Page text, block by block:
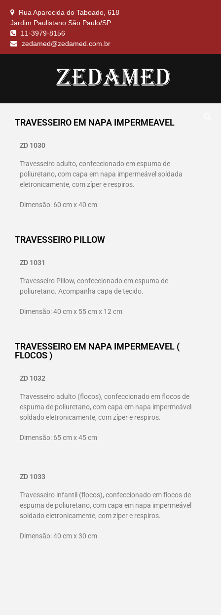
Rua Aparecida do Taboado, 618
Jardim Paulistano São Paulo/SP
11-3979-8156
zedamed@zedamed.com.br
ZEDAMED
NAPA, ENCOSTO CONFORT, LENÇOL
TRAVESSEIRO EM NAPA IMPERMEAVEL
ZD 1030
Travesseiro adulto, confeccionado em espuma de
poliuretano, com capa em napa impermeável soldada
eletronicamente, com zíper e respiros.
Dimensão: 60 cm x 40 cm
TRAVESSEIRO PILLOW
ZD 1031
Travesseiro Pillow, confeccionado em espuma de
poliuretano. Acompanha capa de tecido.
Dimensão: 40 cm x 55 cm x 12 cm
TRAVESSEIRO EM NAPA IMPERMEAVEL (
FLOCOS )
ZD 1032
Travesseiro adulto (flocos), confeccionado em flocos de
espuma de poliuretano, com capa em napa impermeável
soldado eletronicamente, com zíper e respiros.
Dimensão: 65 cm x 45 cm
ZD 1033
Travesseiro infantil (flocos), confeccionado em flocos de
espuma de poliuretano, com capa em napa impermeável
soldado eletronicamente, com zíper e respiros.
Dimensão: 40 cm x 30 cm